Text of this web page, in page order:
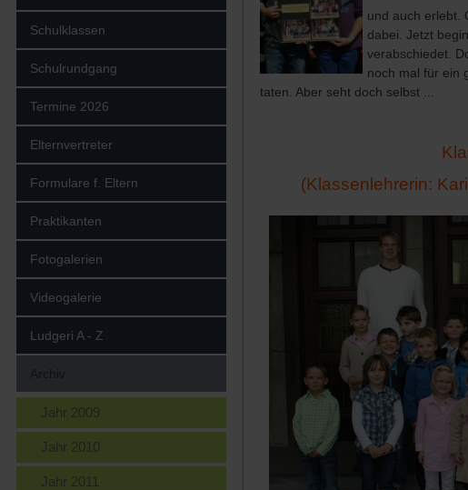
Schulklassen
Schulrundgang
Termine 2026
Elternvertreter
Formulare f. Eltern
Praktikanten
Fotogalerien
Videogalerie
Ludgeri A - Z
Jahr 2009
Jahr 2010
Jahr 2011
und auch erlebt.
dabei. Jetzt
verabschiedet.
noch mal für ein
taten. Aber seht doch selbst ...
(Klassenlehrerin: